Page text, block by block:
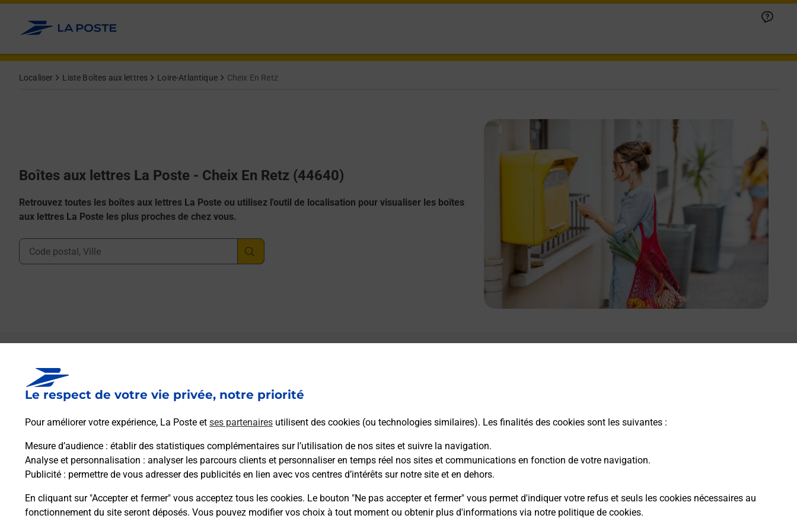
Le respect de votre vie privée, notre priorité
Pour améliorer votre expérience, La Poste et ses partenaires utilisent des cookies (ou technologies similaires). Les finalités des cookies sont les suivantes :
Mesure d’audience : établir des statistiques complémentaires sur l’utilisation de nos sites et suivre la navigation.
Analyse et personnalisation : analyser les parcours clients et personnaliser en temps réel nos sites et communications en fonction de votre navigation.
Publicité : permettre de vous adresser des publicités en lien avec vos centres d’intérêts sur notre site et en dehors.
En cliquant sur "Accepter et fermer" vous acceptez tous les cookies. Le bouton "Ne pas accepter et fermer" vous permet d'indiquer votre refus et seuls les cookies nécessaires au
fonctionnement du site seront déposés. Vous pouvez modifier vos choix à tout moment ou obtenir plus d'informations via notre politique de cookies.
Allez au contenu
Localiser Liste Boîtes aux lettres Loire-Atlantique Cheix En Retz
Boîtes aux lettres La Poste - Cheix En Retz (44640)
Retrouvez toutes les boîtes aux lettres La Poste ou utilisez l'outil de localisation pour visualiser les boîtes
aux lettres La Poste les plus proches de chez vous.
Ville, Département, Code Postal
Boîte aux lettres La Poste
Collecte du courrier aujourd'hui à 09h00
16 Rue De La Tancherie
Itinéraire
1 Place Saint Martin
Cheix En Retz